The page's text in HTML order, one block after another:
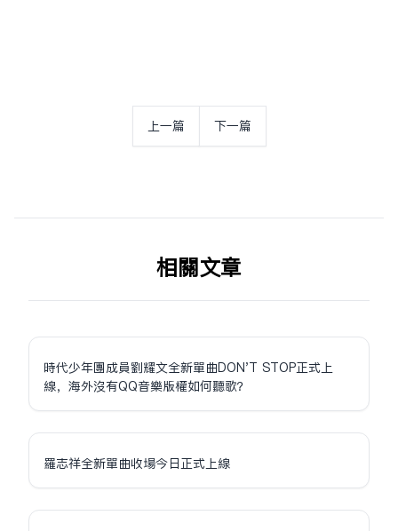
上一篇 下一篇
相关文章
時代少年團成員劉耀文全新單曲DON'T STOP正式上
線，海外沒有QQ音樂版權如何聽歌？
羅志祥全新單曲收場今日正式上線